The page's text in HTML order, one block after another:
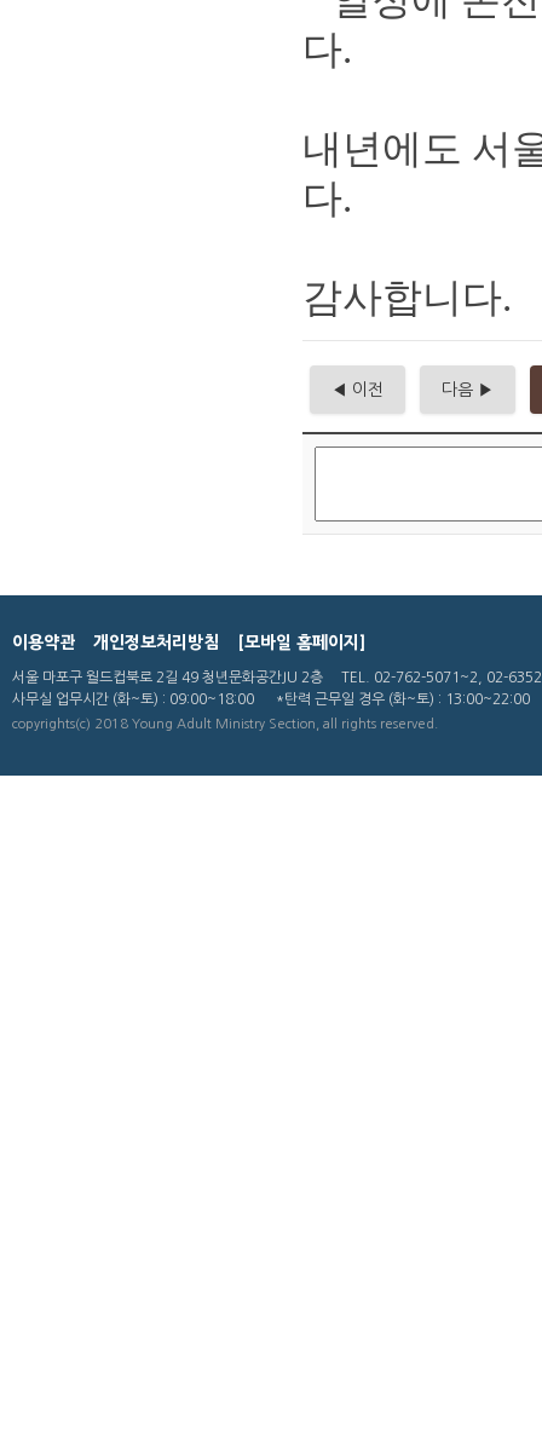
다.
내년에도 서
다.
감사합니다.
◀ 이전 다음 ▶
이용약관 개인정보처리방침 [모바일 홈페이지]
서울 마포구 월드컵북로 2길 49 청년문화공간JU 2층
TEL. 02-762-5071~2, 02-
사무실 업무시간 (화~토) : 09:00~18:00 *탄력 근무일 경우 (화~토) : 13:00~22:00
copyrights(c) 2018 Young Adult Ministry Section, all rights reserved.